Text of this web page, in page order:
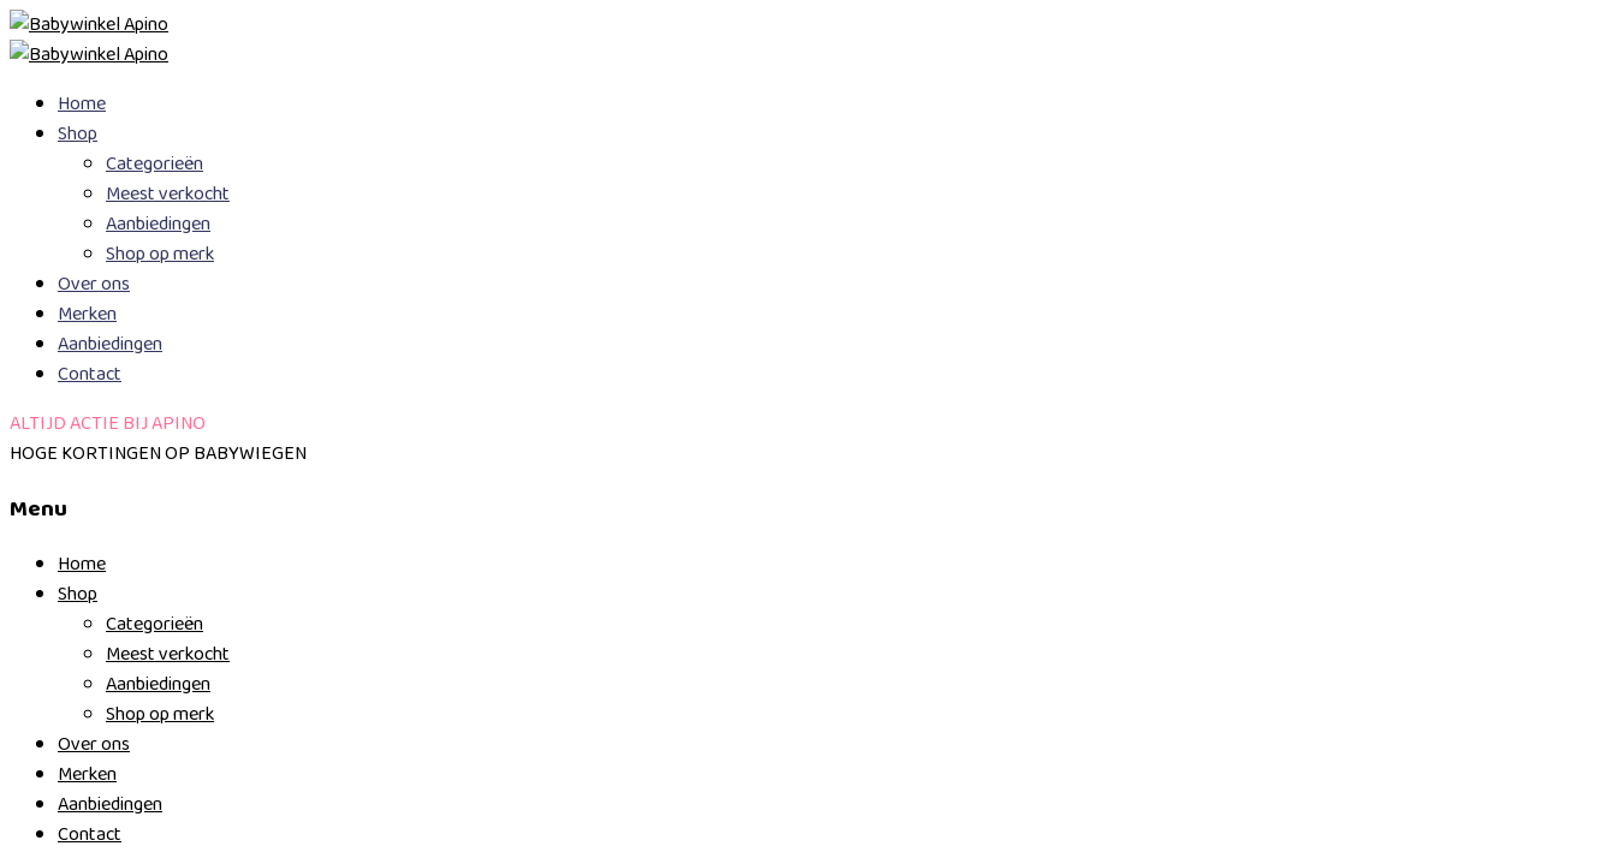
Skip Home
Shop
Categorieën
Meest verkocht
Aanbiedingen
Shop op merk
Over ons
Merken
Aanbiedingen
Contact
ALTIJD ACTIE BIJ APINO
HOGE KORTINGEN OP BABYWIEGEN
Menu
Home
Shop
Categorieën
Meest verkocht
Aanbiedingen
Shop op merk
Over ons
Merken
Aanbiedingen
Contact